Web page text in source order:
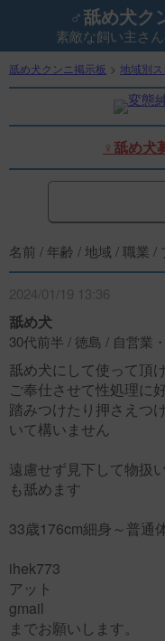
♂舐め犬ク
素敵な飼い主さ
舐め犬クンニ掲示板 > 地域別
♀舐め犬
名前 / 年齢 / 地域 / 職業 /
2024/01/19 13:36
舐め犬
30代前半 / 徳島 / 自営業
舐め犬にして使って頂
ご奉仕させて性処理に
踏みつけたり押さえつ
いて構いません
遠慮せず見下して物扱
も舐めます
33歳176cm細身～普通
ihek773
アット
gmail
までお願いします。